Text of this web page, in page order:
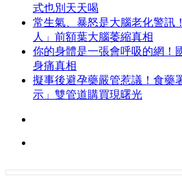
式也別天天喝
常生氣、暴怒是大腦老化警訊
人」前額葉大腦萎縮真相
你的身體是一張會呼吸的網！
身痛真相
擬事後避孕藥嚴管惹議！食藥
示」雙管道購買現曙光